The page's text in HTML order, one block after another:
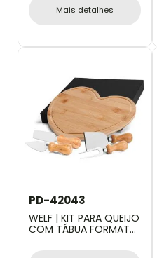
Mais detalhes
PD-42043
WELF | KIT PARA QUEIJO
COM TÁBUA FORMATO
CORAÇÃO - 5 PÇS